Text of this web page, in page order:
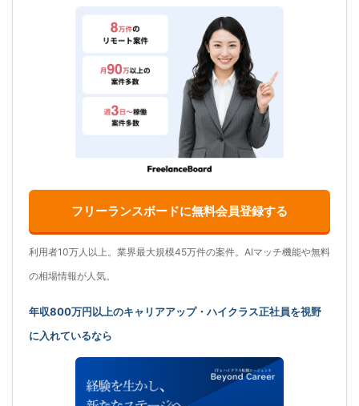
フリーランスボードに無料会員登録する
利用者10万人以上。業界最大規模45万件の案件。AIマッチ機能や無料
の相場情報が人気。
年収800万円以上のキャリアアップ・ハイクラス正社員を視野
に入れているなら